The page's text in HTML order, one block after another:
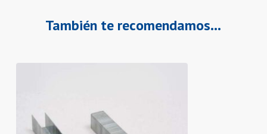
También te recomendamos…
varias